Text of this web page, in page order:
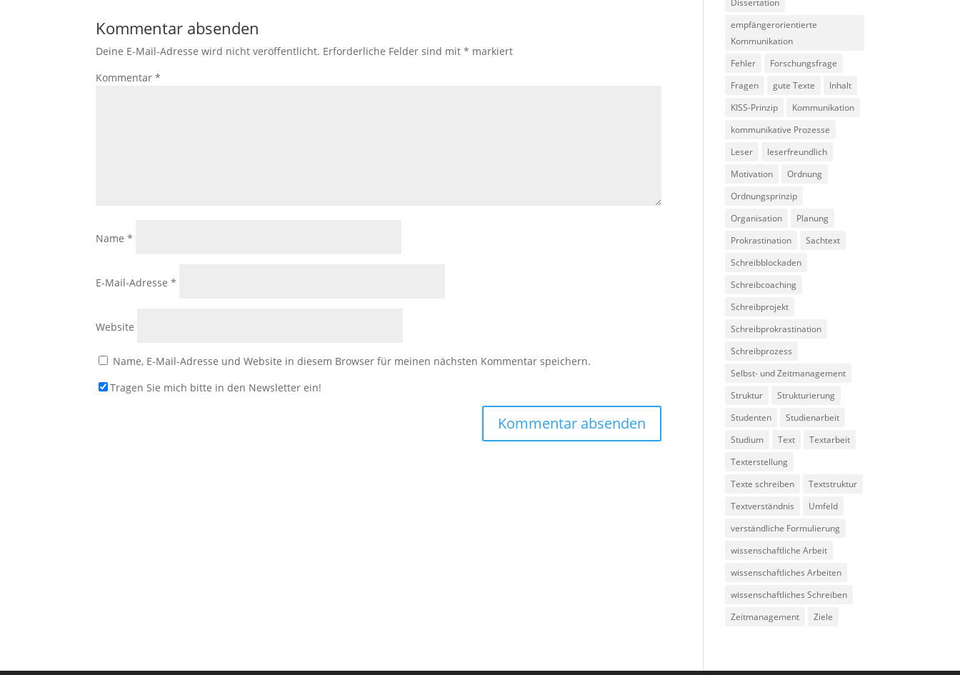
Kommentar absenden
Deine E-Mail-Adresse wird nicht veröffentlicht. Erforderliche Felder sind mit* markiert
Kommentar*
Name*
E-Mail-Adresse*
Website
Name, E-Mail-Adresse und Website in diesem Browser für meinen nächsten Kommentar speichern.
Tragen Sie mich bitte in den Newsletter ein!
Dissertation
empfängerorientierte
Kommunikation
Fehler
Forschungsfrage
Fragen
gute Texte
Inhalt
KISS-Prinzip
Kommunikation
kommunikative Prozesse
Leser
leserfreundlich
Motivation
Ordnung
Ordnungsprinzip
Organisation
Planung
Prokrastination
Sachtext
Schreibblockaden
Schreibcoaching
Schreibprojekt
Schreibprokrastination
Schreibprozess
Selbst- und Zeitmanagement
Struktur
Strukturierung
Studenten
Studienarbeit
Studium
Text
Textarbeit
Texterstellung
Texte schreiben
Textstruktur
Textverständnis
Umfeld
verständliche Formulierung
wissenschaftliche Arbeit
wissenschaftliches Arbeiten
wissenschaftliches Schreiben
Zeitmanagement
Ziele
Wahrscheinlichkeit,
Angebote erhalten.